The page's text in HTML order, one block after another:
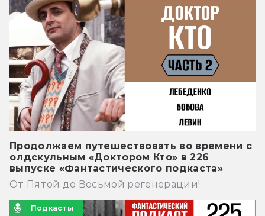
Продолжаем путешествовать во времени с
олдскульным «Доктором Кто» в 226
выпуске «Фантастического подкаста»
От Пятой до Восьмой регенерации!
Подкасты